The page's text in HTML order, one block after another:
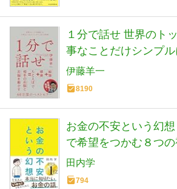
１分で話せ 世界のト
事なことだけシンプ
伊藤羊一
8190
お金の不安という幻
で希望をつかむ８つ
田内学
794